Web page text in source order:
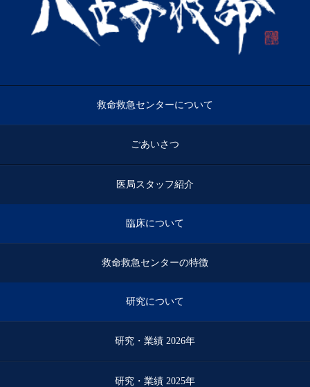
救命救急センターについて
ごあいさつ
医局スタッフ紹介
臨床について
救命救急センターの特徴
研究について
研究・業績 2026年
研究・業績 2025年